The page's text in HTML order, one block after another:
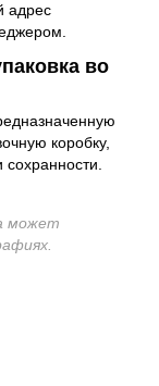
адрес
во
коробку,
может